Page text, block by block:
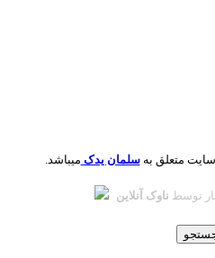
متعلق بهسلمان یدک میباشد.
توسط ناوک آنلاین